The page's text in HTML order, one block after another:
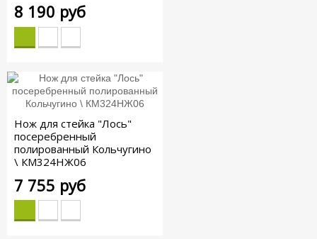
8 190 руб
Нож для стейка "Лось"
посеребренный
полированный Кольчугино
\ КМ324НЖ06
7 755 руб